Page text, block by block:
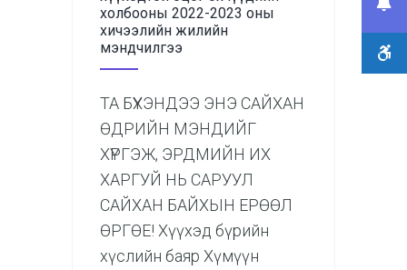
холбооны 2022-2023 оны
хичээлийн жилийн
мэндчилгээ
ТА БҮХЭНДЭЭ ЭНЭ САЙХАН
ӨДРИЙН МЭНДИЙГ
ХҮРГЭЖ, ЭРДМИЙН ИХ
ХАРГУЙ НЬ САРУУЛ
САЙХАН БАЙХЫН ЕРӨӨЛ
ӨРГӨЕ! Хүүхэд бүрийн
хүслийн баяр Хүмүүн